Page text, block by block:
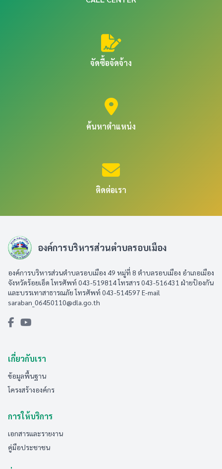
จัดซื้อจัดจ้าง
ค้นหาตำแหน่ง
ติดต่อเรา
องค์การบริหารส่วนตำบลรอบเมือง
องค์การบริหารส่วนตำบลรอบเมือง 49 หมู่ที่ 8 ตำบลรอบเมือง อำเภอเมือง
จังหวัดร้อยเอ็ด โทรศัพท์ 043-519814 โทรสาร 043-516431​ ฝ่ายป้องกัน
และบรรเทาสาธารณภัย โทรศัพท์ 043-514597 E-mail
saraban_06450110@dla.go.th
เกี่ยวกับเรา
ข้อมูลพื้นฐาน
โครงสร้างองค์กร
การให้บริการ
เอกสารและรายงาน
คู่มือประชาชน